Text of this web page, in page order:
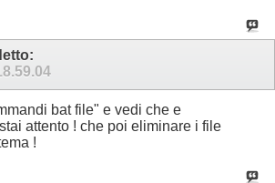
bat file" e vedi che e
attento ! che poi eliminare i file
!